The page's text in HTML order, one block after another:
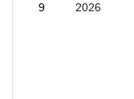
9
2026